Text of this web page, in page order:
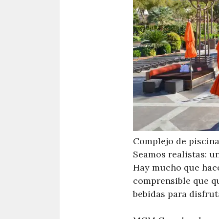
Complejo de
Seamos realistas:
Hay mucho que
comprensible que
bebidas para